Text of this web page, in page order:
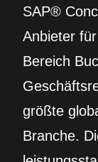
SAP®
Anbieter
Bereich
größte
Branche.